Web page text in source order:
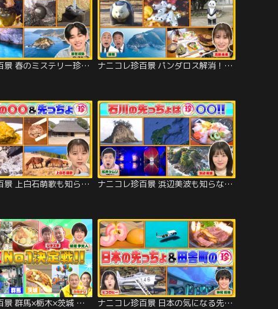
ナニコレ珍百景 春のミステリー珍百景＆山口・長崎の先っちょで驚きの発見SP（2026/04/19放送分） ナニコレ珍百景 パンダロス解消！？全国の珍パンダ特集＆半島の先っちょ大調査SP（2026/04/12放送分）
ナニコレ珍百景 上白石萌歌も知らない鹿児島・離島の珍伝統＆半島の先っちょ大調査＆日本最古の〇〇珍百景（2026/02/15放送分） ナニコレ珍百景 浜辺美波も知らなかった…石川県＆四国の先っちょを突撃調査SP！（2026/02/08放送分）
ナニコレ珍百景 群馬×栃木×茨城 意地とプライドをかけた北関東No.1決定戦SP！（2025/12/07放送分） ナニコレ珍百景 日本の気になる先っちょ大調査＆時間が貯まる！？田舎町の珍システム（2025/11/23放送分）